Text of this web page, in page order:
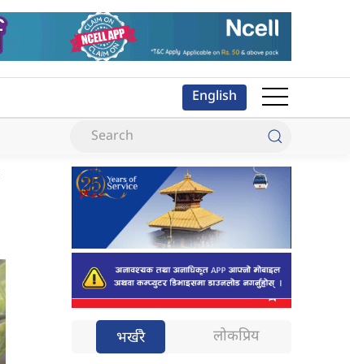
English
भर्खरै लोकप्रिय